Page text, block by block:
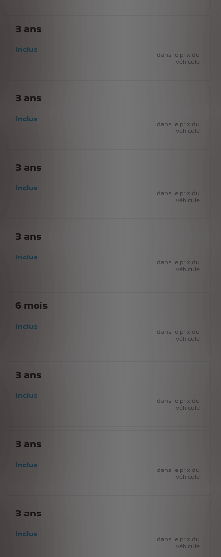
3 ans
Inclus
dans le prix du
véhicule
3 ans
Inclus
dans le prix du
véhicule
3 ans
Inclus
dans le prix du
véhicule
3 ans
Inclus
dans le prix du
véhicule
6 mois
Inclus
dans le prix du
véhicule
3 ans
Inclus
dans le prix du
véhicule
3 ans
Inclus
dans le prix du
véhicule
3 ans
Inclus
dans le prix du
véhicule